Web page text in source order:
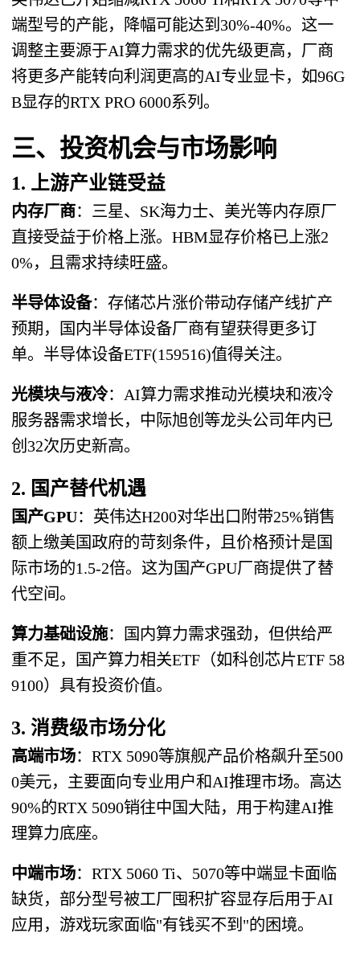
端型号的产能，降幅可能达到30%-40%。这一
调整主要源于AI算力需求的优先级更高，厂商
将更多产能转向利润更高的AI专业显卡，如96G
B显存的RTX PRO 6000系列。
三、投资机会与市场影响
1. 上游产业链受益
内存厂商：三星、SK海力士、美光等内存原厂
直接受益于价格上涨。HBM显存价格已上涨2
0%，且需求持续旺盛。
半导体设备：存储芯片涨价带动存储产线扩产
预期，国内半导体设备厂商有望获得更多订
单。半导体设备ETF(159516)值得关注。
光模块与液冷：AI算力需求推动光模块和液冷
服务器需求增长，中际旭创等龙头公司年内已
创32次历史新高。
2. 国产替代机遇
国产GPU：英伟达H200对华出口附带25%销售
额上缴美国政府的苛刻条件，且价格预计是国
际市场的1.5-2倍。这为国产GPU厂商提供了替
代空间。
算力基础设施：国内算力需求强劲，但供给严
重不足，国产算力相关ETF（如科创芯片ETF 58
9100）具有投资价值。
3. 消费级市场分化
高端市场：RTX 5090等旗舰产品价格飙升至500
0美元，主要面向专业用户和AI推理市场。高达
90%的RTX 5090销往中国大陆，用于构建AI推
理算力底座。
中端市场：RTX 5060 Ti、5070等中端显卡面临
缺货，部分型号被工厂囤积扩容显存后用于AI
应用，游戏玩家面临"有钱买不到"的困境。